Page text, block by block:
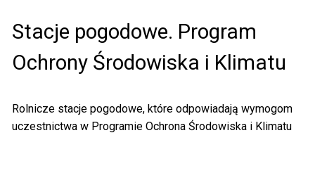
Stacje pogodowe. Program
Ochrony Środowiska i Klimatu
Rolnicze stacje pogodowe, które odpowiadają wymogom
uczestnictwa w Programie Ochrona Środowiska i Klimatu